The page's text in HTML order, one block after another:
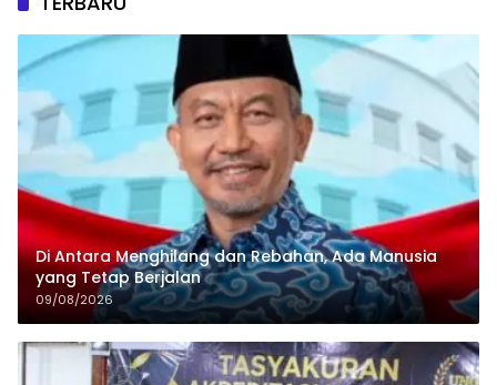
Di Antara Menghilang dan Rebahan, Ada Manusia
yang Tetap Berjalan
09/08/2026